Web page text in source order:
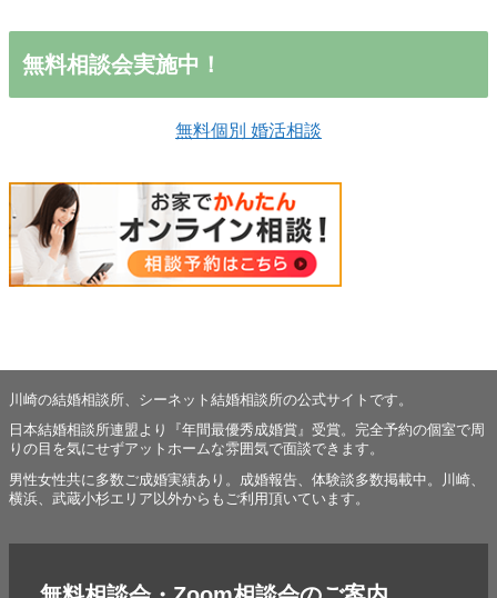
無料相談会実施中！
無料個別 婚活相談
川崎の結婚相談所、シーネット結婚相談所の公式サイトです。
日本結婚相談所連盟より『年間最優秀成婚賞』受賞。完全予約の個室で周
りの目を気にせずアットホームな雰囲気で面談できます。
男性女性共に多数ご成婚実績あり。成婚報告、体験談多数掲載中。川崎、
横浜、武蔵小杉エリア以外からもご利用頂いています。